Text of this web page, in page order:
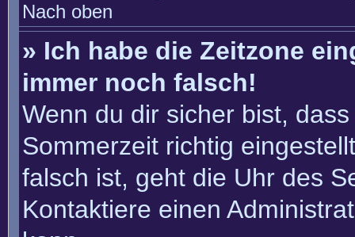
Nach oben
» Ich habe die Zeitzone
immer noch falsch!
Wenn du dir sicher bist,
Sommerzeit richtig
falsch ist, geht die Uhr des
Kontaktiere einen